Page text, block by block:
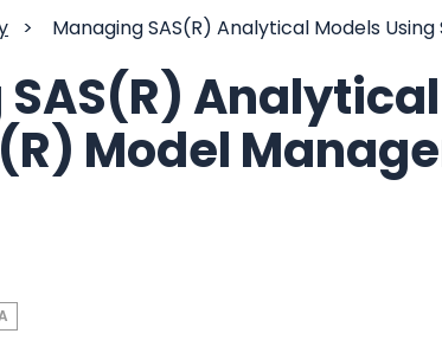
> Managing SAS(R) Analytical Models
Model